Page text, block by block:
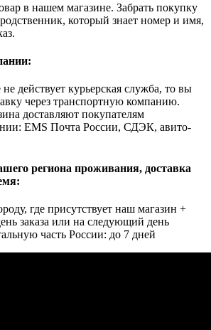
в нашем магазине. Забрать покупку
который знает номер и имя,
действует курьерская служба, то вы
через транспортную компанию.
доставляют покупателям
EMS Почта России, СДЭК, авито-
региона проживания, доставка
где присутствует наш магазин +
заказа или на следующий день
часть России: до 7 дней